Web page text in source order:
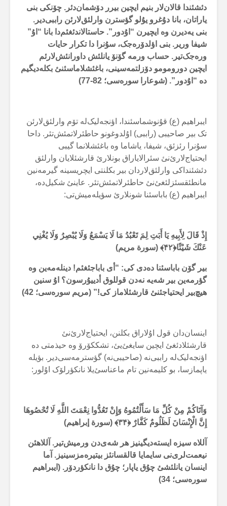
دئشئندا قالان‌لار بنیم ایچین بیرر دۆشمان‌دئر. چۆنکی بنی
یاراتان، بانا دۇغرو یۇلو گؤسترن وارلئق‌لارئن راببی‌دیر.
بنی یەدیرن وە ایچیرن “اۇدور”. حاستالاندئغئم‌دا بانا “اۇ”
شیفا وریر. بنی اؤلدۆرەجک، سۇنرا دا تکرار حایات
ورەجک‌تیر. حساب ورمە گۆنۆ یانلئش داورانئش‌لارئم
ایچین دورومومو دۆزلتمەسینی، باغئشلاماسئنئ بکلەدیگیم
دە “اۇدور”. (شوعارا سورەسی؛ 82-77)
ایبراهیم (ع) قۇنوشماسئندا، اؤنجەلیک‌لە تۆم وارلئق‌لارئن
تک بیر صاحیبی (راببی) اۇلدوغونو حاطئرلاتمئش‌تئر. داحا
سۇنرا رئزئق، شیفا، یاشاما وە باغئشلانما گیبی
ایحتیاج‌لارئ‌نئ سئرالایاراق بونلارئ قارشئلایان وارلئق
دئشئنداکی وارلئق‌لاردان بیر بکلنتی ایچریسینە گیرمەنین
مانطئقسئزلئغئ‌نئ حاطئرلاتمئش‌تئر. عاینئ شکیل‌دە،
ایبراهیم (ع) باباسئنا شونلارئ سؤیلەمیش‌تی:
إِذْ قَالَ لِأَبِيهِ يَا أَبَتِ لِمَ تَعْبُدُ مَا لَا يَسْمَعُ وَلَا يُبْصِرُ وَلَا يُغْنِي
عَنْكَ شَيْئًا﴿۴۲﴾ (سورة مریم)
بیر گۆن باباسئنا دەدی کی: “أی باباجئغئم! دینلەمەین وە
گؤرمەین بیر شەیە نەدن قوللوق أدییۇرسون؟ اۇ سنین
هیچ‌بیر ایحتیاجئنئ قارشئلاماز کی!” (مریم سورەسی؛ 42)
اینسان‌دان قول اۇلاراق بکلنن، ایحتیاج‌لارئ‌نئ
قارشئلادئغئ ایچین سایغئ‌یئ، تشککۆرۆ وە حیذمتی دە
اؤنجەلیک‌لە راببی‌نە (صاحیبی‌نە) گؤسترمەسی‌دیر. بؤیلە
یاپمازسا، بو کلیمەنین تام ماعناسئ‌یلا نانکؤرلۆک اۇلور:
وَآتَاكُمْ مِنْ كُلِّ مَا سَأَلْتُمُوهُ وَإِنْ تَعُدُّوا نِعْمَتَ اللَّهِ لَا تُحْصُوهَا
إِنَّ الْإِنْسَانَ لَظَلُومٌ كَفَّارٌ ﴿۳۴﴾ (سورة إبراهیم)
آللاە سیزە ایستەدیگینیز هر شەی‌دن ورمیش‌تیر. آللاهئن
نیعمت‌لری‌نی سایمایا قالقسانئز بیتیرەمزسینیز. آما
اینسان یانلئشئ چۇق یاپار؛ چۇق دا نانکؤردۆر. (ایبراهیم
سورەسی؛ 34)